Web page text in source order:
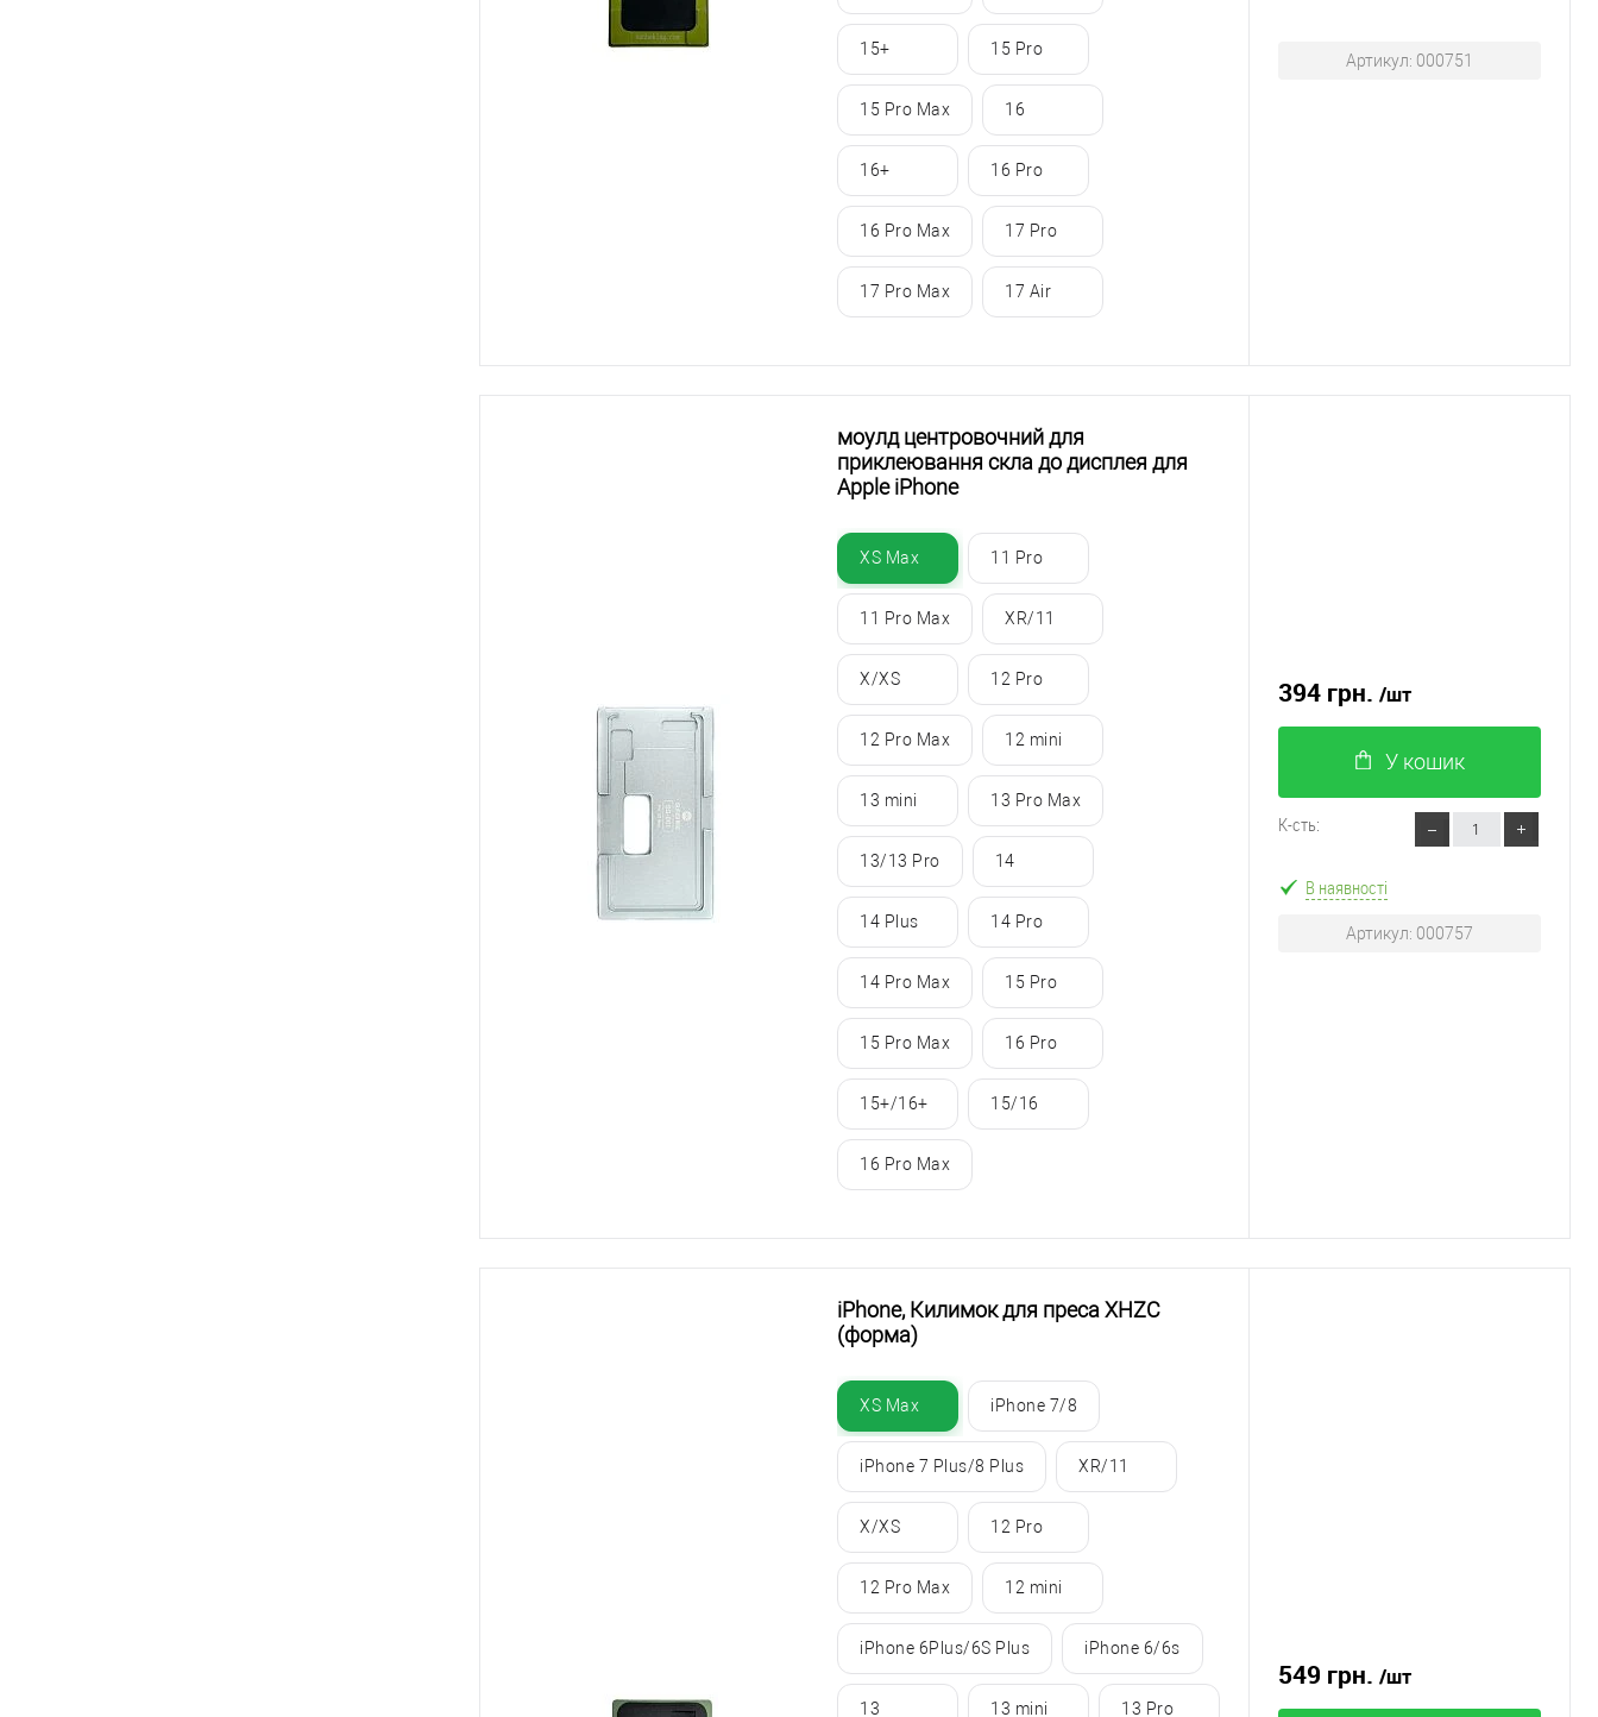
15+ 15 Pro
15 Pro Max 16
16+ 16 Pro
16 Pro Max 17 Pro
17 Pro Max 17 Air
Артикул: 000751
моулд центровочний для
приклеювання скла до дисплея для
Apple iPhone
XS Max 11 Pro
11 Pro Max XR/11
X/XS 12 Pro
12 Pro Max 12 mini
13 mini 13 Pro Max
13/13 Pro 14
14 Plus 14 Pro
14 Pro Max 15 Pro
15 Pro Max 16 Pro
15+/16+ 15/16
16 Pro Max
394 грн. /шт
У кошик
К-сть:
В наявності
Артикул: 000757
iPhone, Килимок для преса XHZC
(форма)
XS Max iPhone 7/8
iPhone 7 Plus/8 Plus XR/11
X/XS 12 Pro
12 Pro Max 12 mini
iPhone 6Plus/6S Plus iPhone 6/6s
13 13 mini 13 Pro
549 грн. /шт